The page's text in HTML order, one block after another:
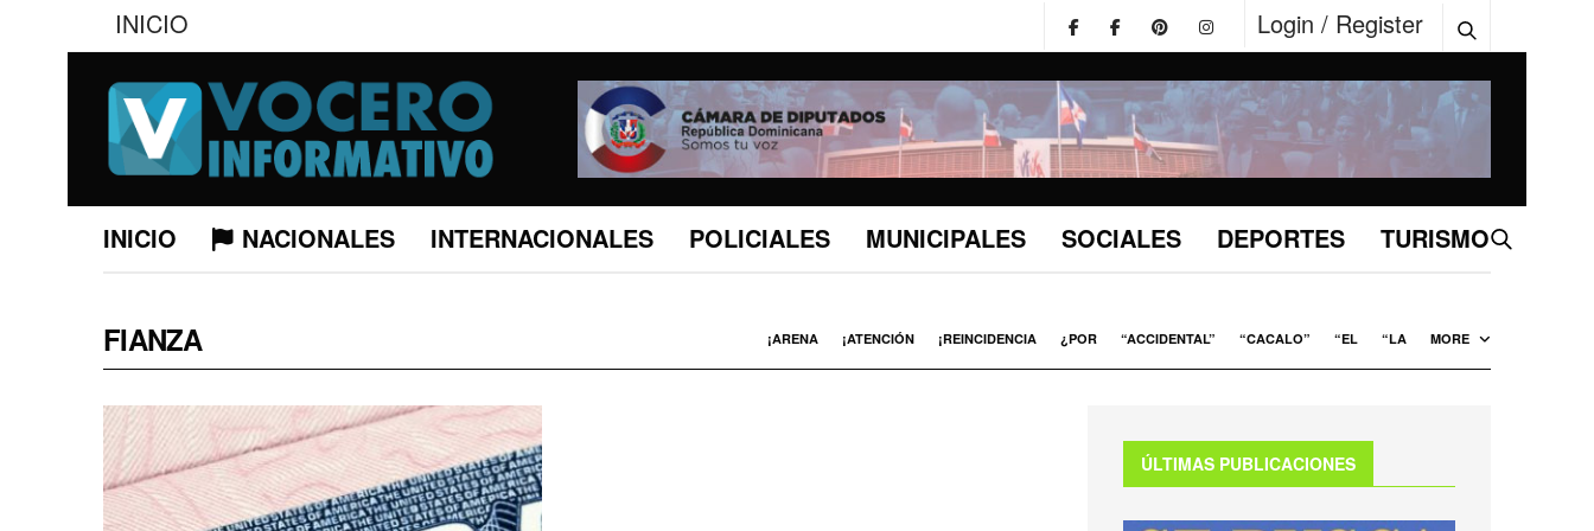
INICIO Login / Register
INICIO NACIONALES INTERNACIONALES POLICIALES MUNICIPALES SOCIALES DEPORTES TURISMO
FIANZA ¡ARENA ¡ATENCIÓN ¡REINCIDENCIA ¿POR “ACCIDENTAL” “CACALO” “EL “LA MORE
ÚLTIMAS PUBLICACIONES